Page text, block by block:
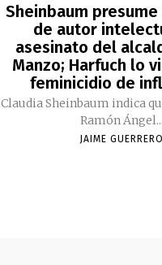
Sheinbaum
de autor
asesinato del
Manzo; Harfuch lo
feminicidio de
Claudia Sheinbaum indica
Ramón Ángel...
JAIME GUERRERO